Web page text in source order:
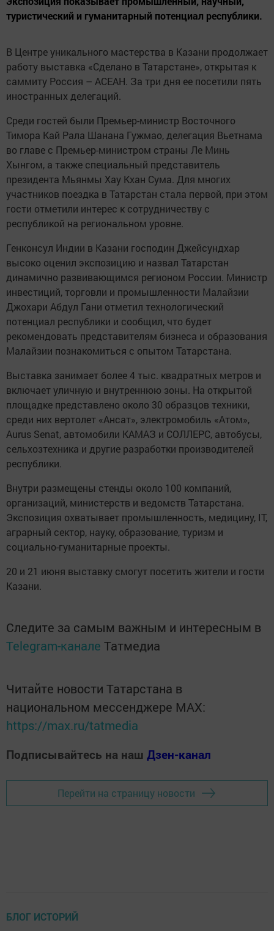
туристический и гуманитарный потенциал республики.
В Центре уникального мастерства в Казани продолжает
работу выставка «Сделано в Татарстане», открытая к
саммиту Россия – АСЕАН. За три дня ее посетили пять
иностранных делегаций.
Среди гостей были Премьер-министр Восточного
Тимора Кай Рала Шанана Гужмао, делегация Вьетнама
во главе с Премьер-министром страны Ле Минь
Хынгом, а также специальный представитель
президента Мьянмы Хау Кхан Сума. Для многих
участников поездка в Татарстан стала первой, при этом
гости отметили интерес к сотрудничеству с
республикой на региональном уровне.
Генконсул Индии в Казани господин Джейсундхар
высоко оценил экспозицию и назвал Татарстан
динамично развивающимся регионом России. Министр
инвестиций, торговли и промышленности Малайзии
Джохари Абдул Гани отметил технологический
потенциал республики и сообщил, что будет
рекомендовать представителям бизнеса и образования
Малайзии познакомиться с опытом Татарстана.
Выставка занимает более 4 тыс. квадратных метров и
включает уличную и внутреннюю зоны. На открытой
площадке представлено около 30 образцов техники,
среди них вертолет «Ансат», электромобиль «Атом»,
Aurus Senat, автомобили КАМАЗ и СОЛЛЕРС, автобусы,
сельхозтехника и другие разработки производителей
республики.
Внутри размещены стенды около 100 компаний,
организаций, министерств и ведомств Татарстана.
Экспозиция охватывает промышленность, медицину, IT,
аграрный сектор, науку, образование, туризм и
социально-гуманитарные проекты.
20 и 21 июня выставку смогут посетить жители и гости
Казани.
Следите за самым важным и интересным в
Telegram-канале Татмедиа
Читайте новости Татарстана в
национальном мессенджере MАХ:
https://max.ru/tatmedia
Подписывайтесь на наш Дзен-канал
Перейти на страницу новости
БЛОГ ИСТОРИЙ